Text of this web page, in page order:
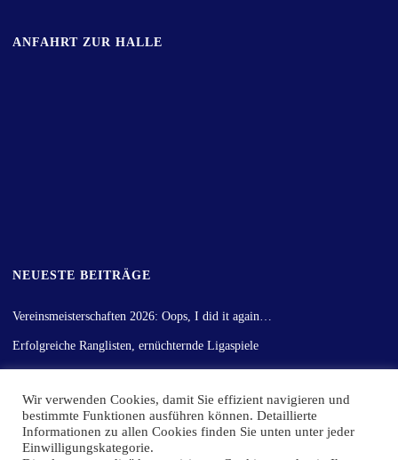
ANFAHRT ZUR HALLE
NEUESTE BEITRÄGE
Vereinsmeisterschaften 2026: Oops, I did it again…
Erfolgreiche Ranglisten, ernüchternde Ligaspiele
Gemischter Rückrundenstart
Vereinsmeisterschaft der Erwachsenen ein voller Erfolg
Hinrunden-Fazit!
Wir verwenden Cookies, damit Sie effizient navigieren und
bestimmte Funktionen ausführen können. Detaillierte
Informationen zu allen Cookies finden Sie unten unter jeder
Einwilligungskategorie.